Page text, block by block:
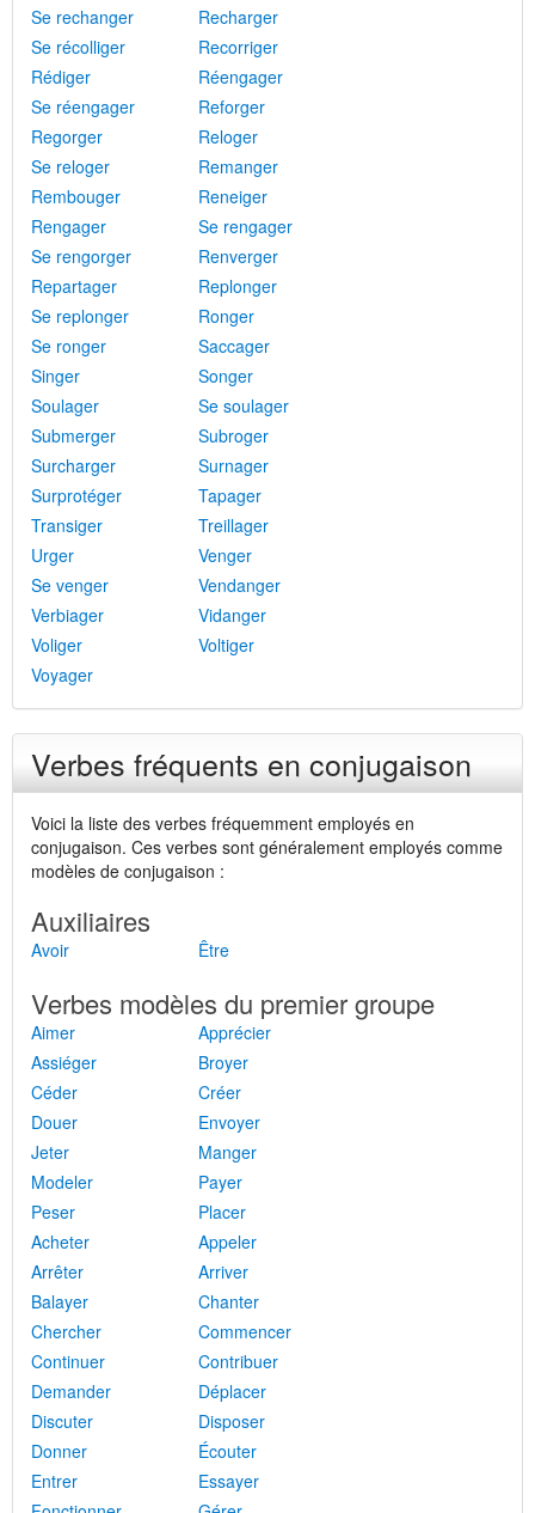
Se rechanger
Recharger
Se récolliger
Recorriger
Rédiger
Réengager
Se réengager
Reforger
Regorger
Reloger
Se reloger
Remanger
Rembouger
Reneiger
Rengager
Se rengager
Se rengorger
Renverger
Repartager
Replonger
Se replonger
Ronger
Se ronger
Saccager
Singer
Songer
Soulager
Se soulager
Submerger
Subroger
Surcharger
Surnager
Surprotéger
Tapager
Transiger
Treillager
Urger
Venger
Se venger
Vendanger
Verbiager
Vidanger
Voliger
Voltiger
Voyager
Verbes fréquents en conjugaison
Voici la liste des verbes fréquemment employés en
conjugaison. Ces verbes sont généralement employés comme
modèles de conjugaison :
Auxiliaires
Avoir Être
Verbes modèles du premier groupe
Aimer
Apprécier
Assiéger
Broyer
Céder
Créer
Douer
Envoyer
Jeter
Manger
Modeler
Payer
Peser
Placer
Acheter
Appeler
Arrêter
Arriver
Balayer
Chanter
Chercher
Commencer
Continuer
Contribuer
Demander
Déplacer
Discuter
Disposer
Donner
Écouter
Entrer
Essayer